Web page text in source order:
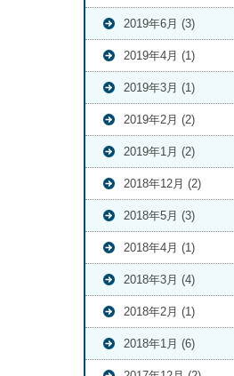
2019年6月 (3)
2019年4月 (1)
2019年3月 (1)
2019年2月 (2)
2019年1月 (2)
2018年12月 (2)
2018年5月 (3)
2018年4月 (1)
2018年3月 (4)
2018年2月 (1)
2018年1月 (6)